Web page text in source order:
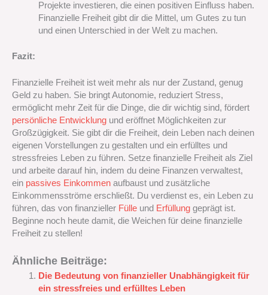
Projekte investieren, die einen positiven Einfluss haben.
Finanzielle Freiheit gibt dir die Mittel, um Gutes zu tun
und einen Unterschied in der Welt zu machen.
Fazit:
Finanzielle Freiheit ist weit mehr als nur der Zustand, genug
Geld zu haben. Sie bringt Autonomie, reduziert Stress,
ermöglicht mehr Zeit für die Dinge, die dir wichtig sind, fördert
persönliche Entwicklung und eröffnet Möglichkeiten zur
Großzügigkeit. Sie gibt dir die Freiheit, dein Leben nach deinen
eigenen Vorstellungen zu gestalten und ein erfülltes und
stressfreies Leben zu führen. Setze finanzielle Freiheit als Ziel
und arbeite darauf hin, indem du deine Finanzen verwaltest,
ein passives Einkommen aufbaust und zusätzliche
Einkommensströme erschließt. Du verdienst es, ein Leben zu
führen, das von finanzieller Fülle und Erfüllung geprägt ist.
Beginne noch heute damit, die Weichen für deine finanzielle
Freiheit zu stellen!
Ähnliche Beiträge:
Die Bedeutung von finanzieller Unabhängigkeit für
ein stressfreies und erfülltes Leben